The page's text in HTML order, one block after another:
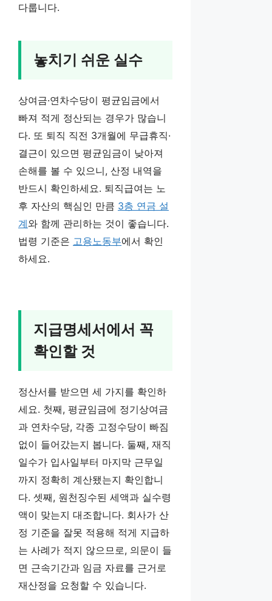
다룹니다.
놓치기 쉬운 실수
상여금·연차수당이 평균임금에서
빠져 적게 정산되는 경우가 많습니
다. 또 퇴직 직전 3개월에 무급휴직·
결근이 있으면 평균임금이 낮아져
손해를 볼 수 있으니, 산정 내역을
반드시 확인하세요. 퇴직급여는 노
후 자산의 핵심인 만큼 3층 연금 설
계와 함께 관리하는 것이 좋습니다.
법령 기준은 고용노동부에서 확인
하세요.
지급명세서에서 꼭
확인할 것
정산서를 받으면 세 가지를 확인하
세요. 첫째, 평균임금에 정기상여금
과 연차수당, 각종 고정수당이 빠짐
없이 들어갔는지 봅니다. 둘째, 재직
일수가 입사일부터 마지막 근무일
까지 정확히 계산됐는지 확인합니
다. 셋째, 원천징수된 세액과 실수령
액이 맞는지 대조합니다. 회사가 산
정 기준을 잘못 적용해 적게 지급하
는 사례가 적지 않으므로, 의문이 들
면 근속기간과 임금 자료를 근거로
재산정을 요청할 수 있습니다.